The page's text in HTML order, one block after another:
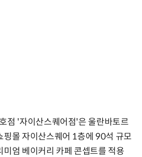
점 '자이산스퀘어점'은 울란바토르
핑몰 자이산스퀘어 1층에 90석 규모
미엄 베이커리 카페 콘셉트를 적용